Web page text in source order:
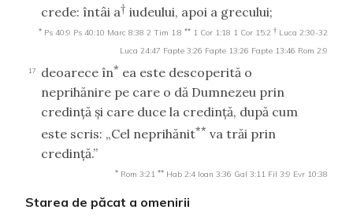
crede: întâi a† iudeului, apoi a grecului;
* Ps 40:9 Ps 40:10 Marc 8:38 2 Tim 1:8 ** 1 Cor 1:18 1 Cor 15:2 † Luca 2:30-32
Luca 24:47 Fapte 3:26 Fapte 13:26 Fapte 13:46 Rom 2:9
17 deoarece în* ea este descoperită o
neprihănire pe care o dă Dumnezeu prin
credinţă şi care duce la credinţă, după cum
este scris: „Cel neprihănit** va trăi prin
credinţă.”
* Rom 3:21 ** Hab 2:4 Ioan 3:36 Gal 3:11 Fil 3:9 Evr 10:38
Starea de păcat a omenirii